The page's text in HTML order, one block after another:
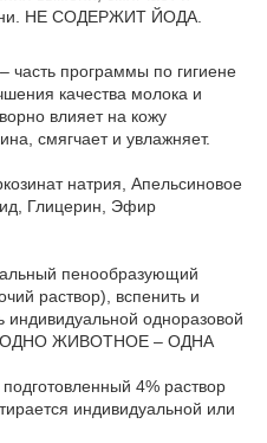
НЕ СОДЕРЖИТ ЙОДА.
программы по гигиене
качества молока и
влияет на кожу
смягчает и увлажняет.
натрия, Апельсиновое
Глицерин, Эфир
пенообразующий
раствор), вспенить и
индивидуальной одноразовой
ОДНО ЖИВОТНОЕ – ОДНА
4% раствор
индивидуальной или